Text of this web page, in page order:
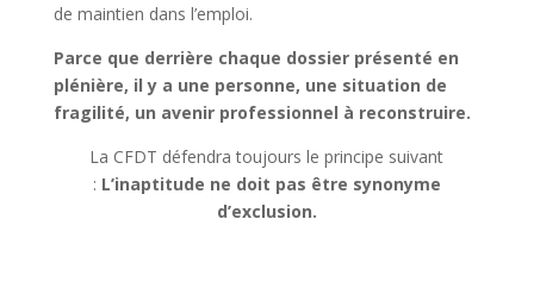
de maintien dans l’emploi.
Parce que derrière chaque dossier présenté en
plénière, il y a une personne, une situation de
fragilité, un avenir professionnel à reconstruire.
La CFDT défendra toujours le principe suivant
: L’inaptitude ne doit pas être synonyme
d’exclusion.